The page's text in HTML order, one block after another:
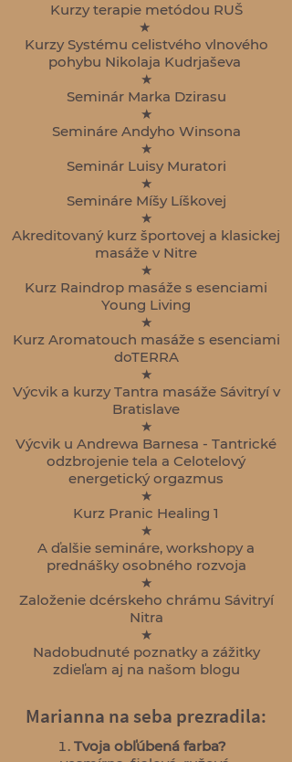
Kurzy terapie metódou RUŠ
★
Kurzy Systému celistvého vlnového
pohybu Nikolaja Kudrjaševa
★
Seminár Marka Dzirasu
★
Semináre Andyho Winsona
★
Seminár Luisy Muratori
★
Semináre Míšy Líškovej
★
Akreditovaný kurz športovej a klasickej
masáže v Nitre
★
Kurz Raindrop masáže s esenciami
Young Living
★
Kurz Aromatouch masáže s esenciami
doTERRA
★
Výcvik a kurzy Tantra masáže Sávitryí v
Bratislave
★
Výcvik u Andrewa Barnesa - Tantrické
odzbrojenie tela a Celotelový
energetický orgazmus
★
Kurz Pranic Healing 1
★
A ďalšie semináre, workshopy a
prednášky osobného rozvoja
★
Založenie dcérskeho chrámu Sávitryí
Nitra
★
Nadobudnuté poznatky a zážitky
zdieľam aj na našom blogu
Marianna na seba prezradila:
Tvoja obľúbená farba?